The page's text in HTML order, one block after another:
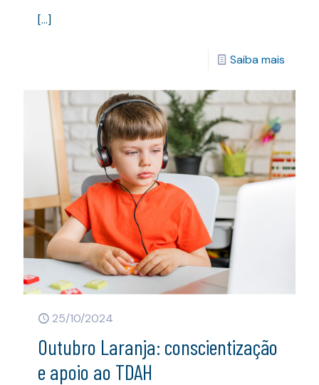
[…]
Saiba mais
25/10/2024
Outubro Laranja: conscientização
e apoio ao TDAH